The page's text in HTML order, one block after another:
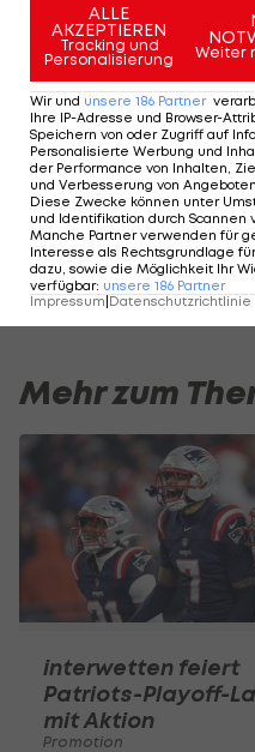
Auch in Innsbruck ist
Spielmacher im
D'Angelo Fulford kam
Innsbrucks AFL-
Sieg in Barcelona zum
Nun übernimmt der
Bewährungsprobe
Raiders-Heimspiel
Mehr zum
interwetten feiert
Patriots-Playoff-
mit Aktion
Promotion
ALLE
AKZEPTIEREN
Tracking und
Personalisierung
Weiter
Wir und unsere 186 Partner
Ihre IP-Adresse und Browser-
Speichern von oder Zugriff auf
Personalisierte Werbung und
der Performance von Inhalten,
und Verbesserung von Angeboten
Diese Zwecke können unter
und Identifikation durch Scannen
Manche Partner verwenden für
Interesse als Rechtsgrundlage
dazu, sowie die Möglichkeit Ihr
verfügbar: unsere 186 Partner
Impressum|Datenschutzrichtlinie